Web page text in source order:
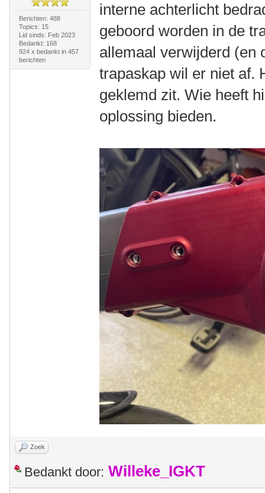
Berichten: 488
Topics: 15
Lid sinds: Feb 2023
Bedankt: 168
924 x bedankt in 457
berichten
interne achterlicht
geboord worden in de
allemaal verwijderd (en
trapaskap wil er niet af.
geklemd zit. Wie heeft
oplossing bieden.
Zoek
Bedankt door: Willeke_IGKT